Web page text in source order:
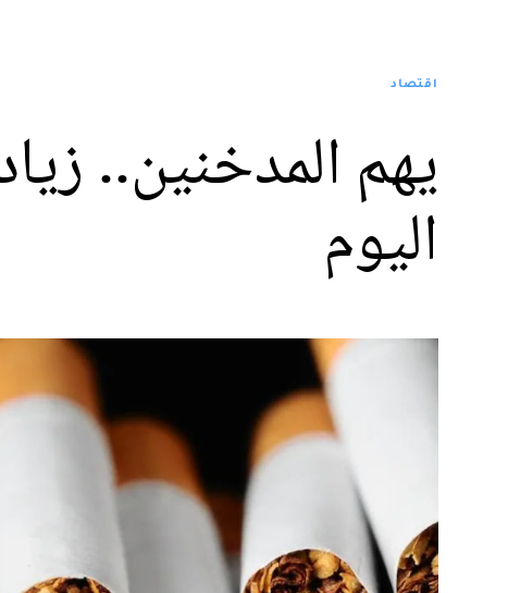
اقتصاد
يهم المدخنين..
اليوم